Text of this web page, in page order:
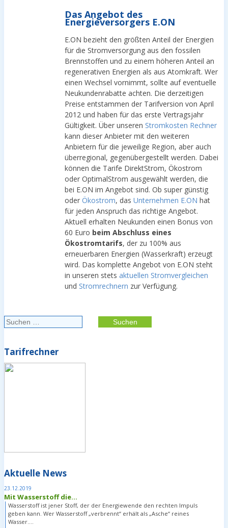
Das Angebot des
Energieversorgers E.ON
E.ON bezieht den größten Anteil der Energien
für die Stromversorgung aus den fossilen
Brennstoffen und zu einem höheren Anteil an
regenerativen Energien als aus Atomkraft. Wer
einen Wechsel vornimmt, sollte auf eventuelle
Neukundenrabatte achten. Die derzeitigen
Preise entstammen der Tarifversion von April
2012 und haben für das erste Vertragsjahr
Gültigkeit. Über unseren Stromkosten Rechner
kann dieser Anbieter mit den weiteren
Anbietern für die jeweilige Region, aber auch
überregional, gegenübergestellt werden. Dabei
können die Tarife DirektStrom, Ökostrom
oder OptimalStrom ausgewählt werden, die
bei E.ON im Angebot sind. Ob super günstig
oder Ökostrom, das Unternehmen E.ON hat
für jeden Anspruch das richtige Angebot.
Aktuell erhalten Neukunden einen Bonus von
60 Euro beim Abschluss eines
Ökostromtarifs, der zu 100% aus
erneuerbaren Energien (Wasserkraft) erzeugt
wird. Das komplette Angebot von E.ON steht
in unseren stets aktuellen Stromvergleichen
und Stromrechnern zur Verfügung.
Suchen
nach:
Tarifrechner
Aktuelle News
23.12.2019
Mit Wasserstoff die...
Wasserstoff ist jener Stoff, der der Energiewende den rechten Impuls
geben kann. Wer Wasserstoff „verbrennt“ erhält als „Asche“ reines
Wasser….